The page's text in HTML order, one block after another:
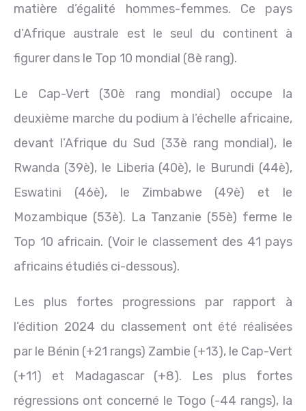
matière d’égalité hommes-femmes. Ce pays
d’Afrique australe est le seul du continent à
figurer dans le Top 10 mondial (8è rang).
Le Cap-Vert (30è rang mondial) occupe la
deuxième marche du podium à l’échelle africaine,
devant l’Afrique du Sud (33è rang mondial), le
Rwanda (39è), le Liberia (40è), le Burundi (44è),
Eswatini (46è), le Zimbabwe (49è) et le
Mozambique (53è). La Tanzanie (55è) ferme le
Top 10 africain. (Voir le classement des 41 pays
africains étudiés ci-dessous).
Les plus fortes progressions par rapport à
l’édition 2024 du classement ont été réalisées
par le Bénin (+21 rangs) Zambie (+13), le Cap-Vert
(+11) et Madagascar (+8). Les plus fortes
régressions ont concerné le Togo (-44 rangs), la